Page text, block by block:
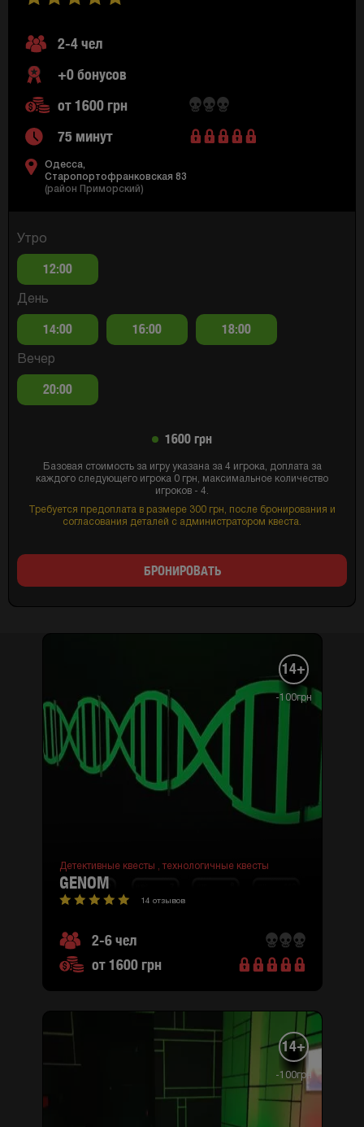
2-4 чел
+0 бонусов
от 1600 грн
75 минут
Одесса,
Старопортофранковская 83
(район Приморский)
Утро
12:00
День
14:00 16:00 18:00
Вечер
20:00
1600 грн
Базовая стоимость за игру указана за 4 игрока, доплата за
каждого следующего игрока 0 грн, максимальное количество
игроков - 4.
Требуется предоплата в размере 300 грн, после бронирования и
согласования деталей с администратором квеста.
БРОНИРОВАТЬ
14+
-100грн
Детективные квесты ,технологичные квесты
GENOM
14 отзывов
2-6 чел
от 1600 грн
14+
-100грн